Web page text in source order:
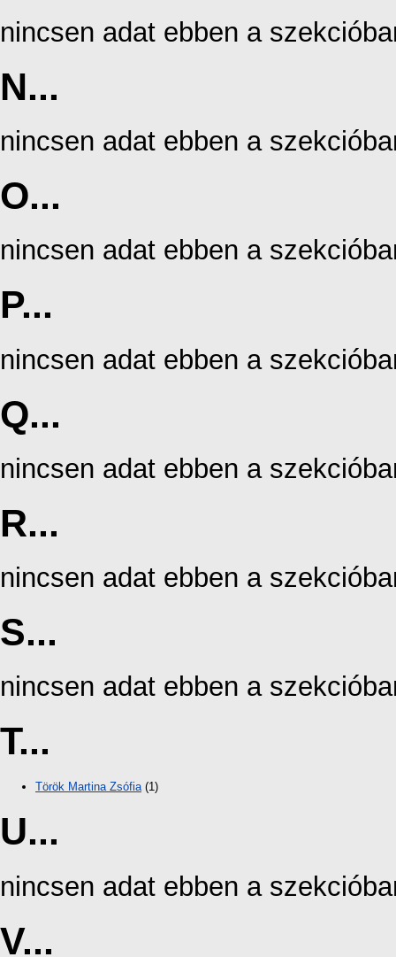
nincsen adat ebben a
N...
nincsen adat ebben a
O...
nincsen adat ebben a
P...
nincsen adat ebben a
Q...
nincsen adat ebben a
R...
nincsen adat ebben a
S...
nincsen adat ebben a
T...
Török Martina Zsófia(1)
U...
nincsen adat ebben a
V...